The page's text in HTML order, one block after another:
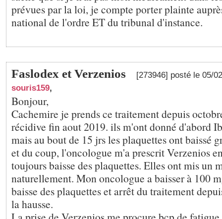
prévues par la loi, je compte porter plainte
national de l'ordre ET du tribunal d'instance.
Faslodex et Verzenios
[273946] posté le 05/
souris159,
Bonjour,
Cachemire je prends ce traitement depuis
récidive fin aout 2019. ils m'ont donné d'abord
mais au bout de 15 jrs les plaquettes ont baissé
et du coup, l'oncologue m'a prescrit Verzenios
toujours baisse des plaquettes. Elles ont mis un
naturellement. Mon oncologue a baisser à 100
baisse des plaquettes et arrêt du traitement
la hausse.